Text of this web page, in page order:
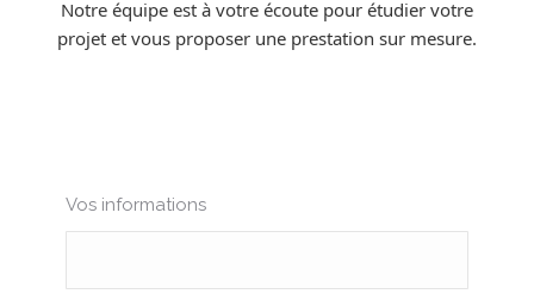
Notre équipe est à votre écoute pour étudier votre
projet et vous proposer une prestation sur mesure.
Vos informations